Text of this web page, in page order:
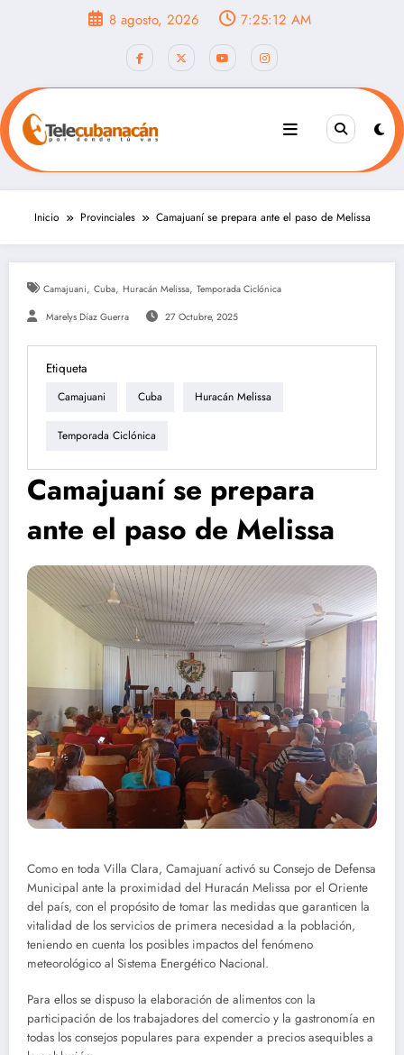
8 agosto, 2026 7:25:14 AM
Inicio Provinciales Camajuaní se prepara ante el paso de Melissa
Camajuani, Cuba, Huracán Melissa, Temporada Ciclónica
Marelys Díaz Guerra 27 Octubre, 2025
Etiqueta
Camajuani Cuba Huracán Melissa
Temporada Ciclónica
Camajuaní se prepara
ante el paso de Melissa
Como en toda Villa Clara, Camajuaní activó su Consejo de Defensa
Municipal ante la proximidad del Huracán Melissa por el Oriente
del país, con el propósito de tomar las medidas que garanticen la
vitalidad de los servicios de primera necesidad a la población,
teniendo en cuenta los posibles impactos del fenómeno
meteorológico al Sistema Energético Nacional.
Para ellos se dispuso la elaboración de alimentos con la
participación de los trabajadores del comercio y la gastronomía en
todas los consejos populares para expender a precios asequibles a